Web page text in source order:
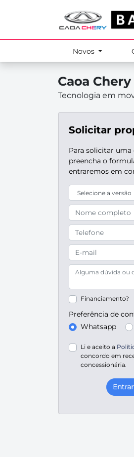
Novos
Caoa Chery
Tecnologia em
Solicitar
Para solicitar
preencha o
entraremos em
Financiamento?
Preferência de
Whatsapp
Li e aceito a
concordo em
concessionária.